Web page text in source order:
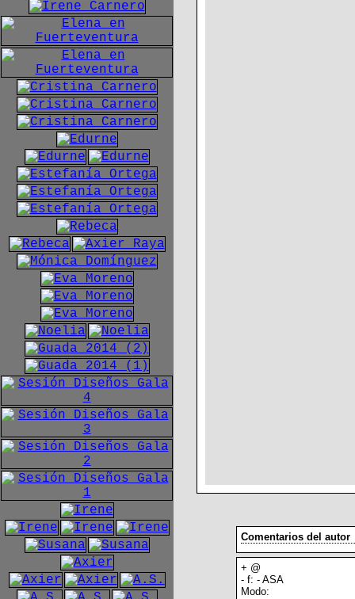
Comentarios del autor
+ @
- f: - ASA
Modo: